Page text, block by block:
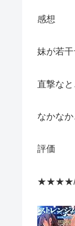
感想
妹が若
直撃な
なかなか
評価
★★★★/